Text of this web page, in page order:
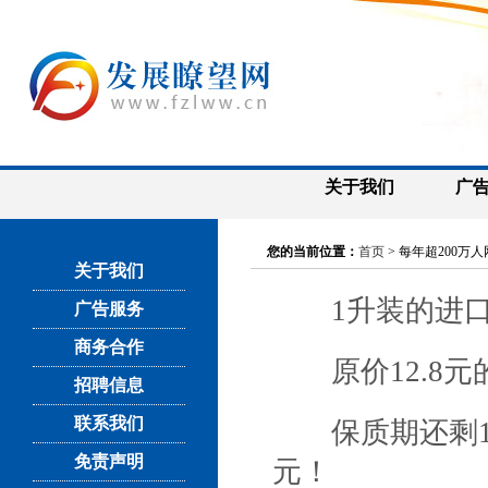
广
关于我们
关于我们
广告服务
商务合作
招聘信息
联系我们
免责声明
您的当前位置： 首页 > 每年超200万
1升装的进口
原价12.8元
保质期还剩1
元！